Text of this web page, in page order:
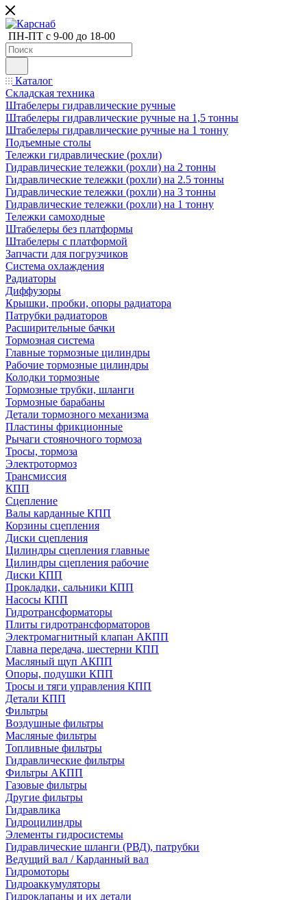
ПН-ПТ с 9-00 до 18-00
Каталог
Складская техника
Штабелеры гидравлические ручные
Штабелеры гидравлические ручные на 1,5 тонны
Штабелеры гидравлические ручные на 1 тонну
Подъемные столы
Тележки гидравлические (рохли)
Гидравлические тележки (рохли) на 2 тонны
Гидравлические тележки (рохли) на 2.5 тонны
Гидравлические тележки (рохли) на 3 тонны
Гидравлические тележки (рохли) на 1 тонну
Тележки самоходные
Штабелеры без платформы
Штабелеры с платформой
Запчасти для погрузчиков
Система охлаждения
Радиаторы
Диффузоры
Крышки, пробки, опоры радиатора
Патрубки радиаторов
Расширительные бачки
Тормозная система
Главные тормозные цилиндры
Рабочие тормозные цилиндры
Колодки тормозные
Тормозные трубки, шланги
Тормозные барабаны
Детали тормозного механизма
Пластины фрикционные
Рычаги стояночного тормоза
Тросы, тормоза
Электротормоз
Трансмиссия
КПП
Сцепление
Валы карданные КПП
Корзины сцепления
Диски сцепления
Цилиндры сцепления главные
Цилиндры сцепления рабочие
Диски КПП
Прокладки, сальники КПП
Насосы КПП
Гидротрансформаторы
Плиты гидротрансформаторов
Электромагнитный клапан АКПП
Главна передача, шестерни КПП
Масляный щуп АКПП
Опоры, подушки КПП
Тросы и тяги управления КПП
Детали КПП
Фильтры
Воздушные фильтры
Масляные фильтры
Топливные фильтры
Гидравлические фильтры
Фильтры АКПП
Газовые фильтры
Другие фильтры
Гидравлика
Гидроцилиндры
Элементы гидросистемы
Гидравлические шланги (РВД), патрубки
Ведущий вал / Карданный вал
Гидромоторы
Гидроаккумуляторы
Гидроклапаны и их детали